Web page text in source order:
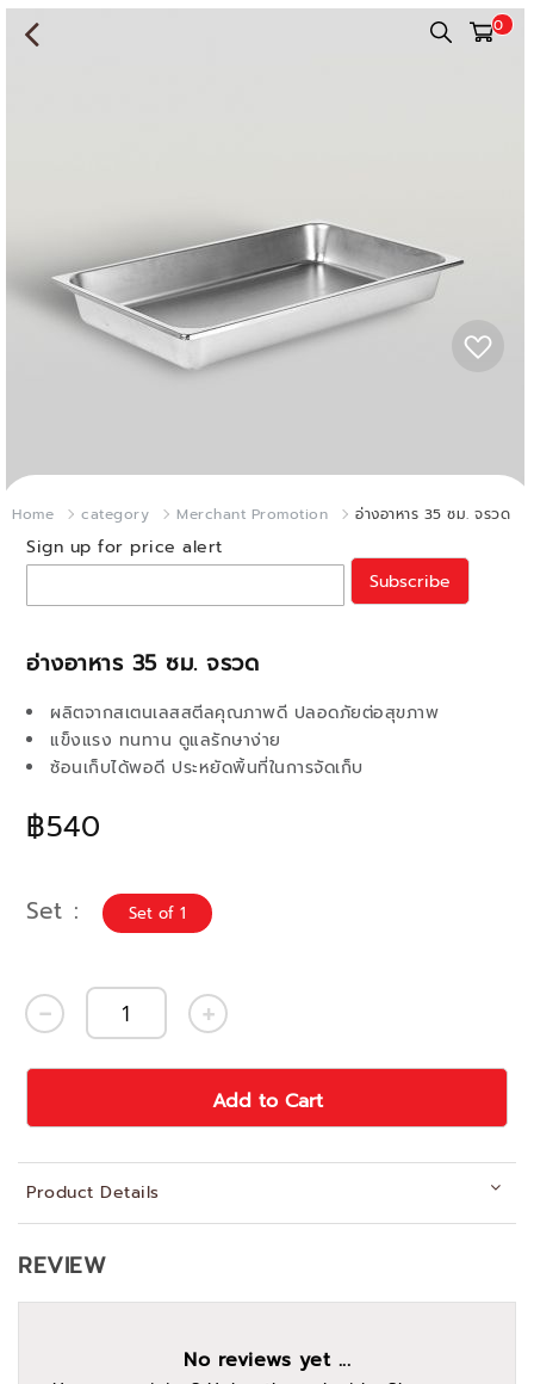
0
Home category Merchant Promotion อ่างอาหาร 35 ซม. จรวด
อ่างอาหาร 35 ซม. จรวด
฿540
ผลิตจากสเตนเลสสตีลคุณภาพดี ปลอดภัยต่อสุขภาพ
แข็งแรง ทนทาน ดูแลรักษาง่าย
ซ้อนเก็บได้พอดี ประหยัดพิ้นที่ในการจัดเก็บ
Sign up for price alert
Subscribe
Set Set of 1
Add to Cart
Product Details
REVIEW
No reviews yet ...